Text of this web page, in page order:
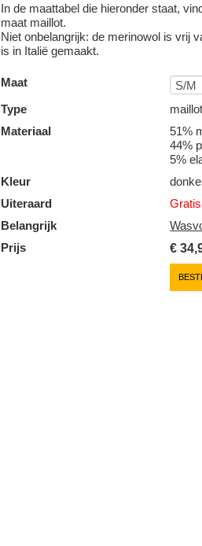
In de maattabel die hieronder staat,
maat maillot.
Niet onbelangrijk: de merinowol is vrij
is in Italië gemaakt.
Maat
Type
maillot
Materiaal
51%
44%
5%
Kleur
Uiteraard
Belangrijk
Prijs
€